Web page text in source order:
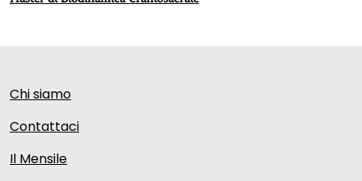
Chi siamo
Contattaci
Il Mensile